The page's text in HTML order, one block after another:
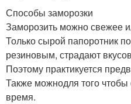
Картошка на зиму
Способы заморозки
Заморозить можно свежее
Только сырой папоротник
резиновым, страдают
Поэтому практикуется
Также можнодля того чтобы
время.